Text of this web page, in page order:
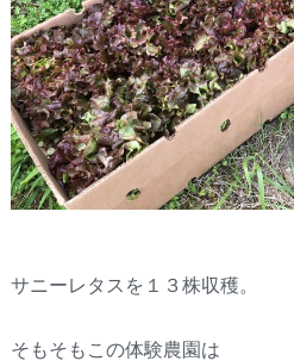
サニーレタスを１３株収穫。
そもそもこの体験農園は